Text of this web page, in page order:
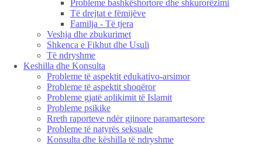
Probleme bashkëshortore dhe shkurorëzimi
Të drejtat e fëmijëve
Familja - Të tjera
Veshja dhe zbukurimet
Shkenca e Fikhut dhe Usuli
Të ndryshme
Keshilla dhe Konsulta
Probleme të aspektit edukativo-arsimor
Probleme të aspektit shoqëror
Probleme gjatë aplikimit të Islamit
Probleme psikike
Rreth raporteve ndër gjinore paramartesore
Probleme të natyrës seksuale
Konsulta dhe këshilla të ndryshme